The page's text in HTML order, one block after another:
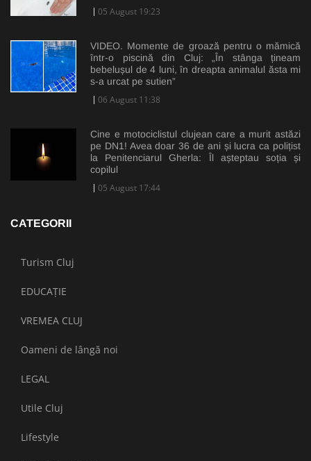
05 August 19:23
VIDEO. Momente de groază pentru o mămică
într-o piscină din Cluj: „În stânga țineam
bebelușul de 4 luni, în dreapta animalul ăsta mi
s-a urcat pe sutien”
06 August 11:38
Cine e motociclistul clujean care a murit astăzi
pe DN1! Avea doar 36 de ani și lucra ca polițist
la Penitenciarul Gherla: Îl așteptau soția și
copilul
05 August 17:44
CATEGORII
Turism Cluj
EDUCAȚIE
VREMEA CLUJ
Oameni de lângă noi
LEGAL
Utile Cluj
Lifestyle